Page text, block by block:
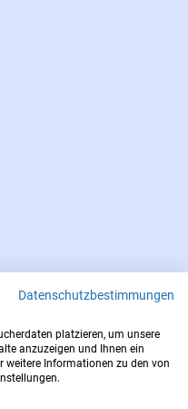
Datenschutzbestimmungen
platzieren, um unsere
anzuzeigen und Ihnen ein
weitere Informationen zu den von